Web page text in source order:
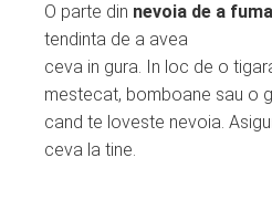
O parte din nevoia de a fuma
tendinta de a avea
ceva in gura. In loc de o
mestecat, bomboane sau o
cand te loveste nevoia.
ceva la tine.